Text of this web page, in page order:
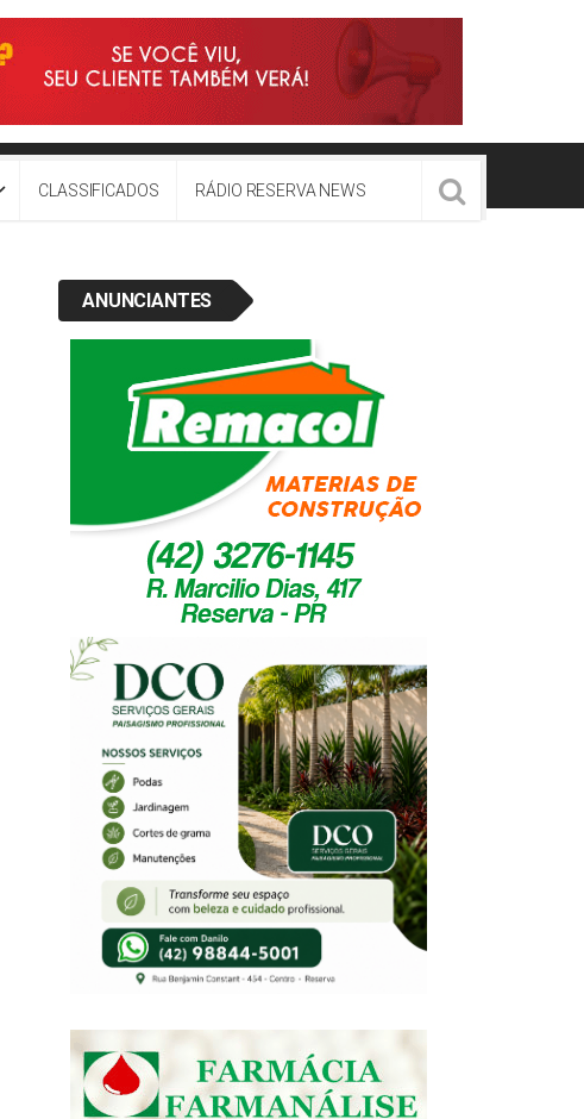
CLASSIFICADOS RÁDIO RESERVA NEWS
ANUNCIANTES